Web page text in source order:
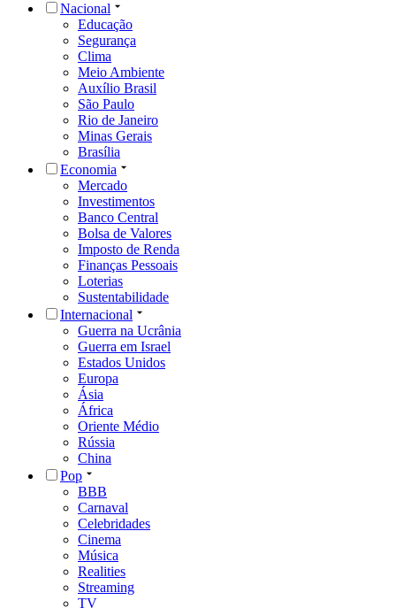
Nacional
Educação
Segurança
Clima
Meio Ambiente
Auxílio Brasil
São Paulo
Rio de Janeiro
Minas Gerais
Brasília
Economia
Mercado
Investimentos
Banco Central
Bolsa de Valores
Imposto de Renda
Finanças Pessoais
Loterias
Sustentabilidade
Internacional
Guerra na Ucrânia
Guerra em Israel
Estados Unidos
Europa
Ásia
África
Oriente Médio
Rússia
China
Pop
BBB
Carnaval
Celebridades
Cinema
Música
Realities
Streaming
TV